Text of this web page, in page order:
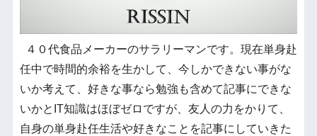
４０代食品メーカーのサラリーマンです。現在単身赴
任中で時間的余裕を生かして、今しかできない事がな
いか考えて、好きな事なら勉強も含めて記事にできな
いかとIT知識はほぼゼロですが、友人の力をかりて、
自身の単身赴任生活や好きなことを記事にしていきた